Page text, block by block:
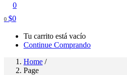
0
0 $0
Tu carrito está vacío
Continue Comprando
Home /
Page